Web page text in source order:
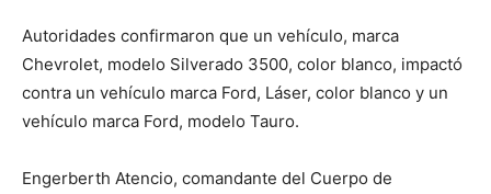
Autoridades confirmaron que un vehículo, marca
Chevrolet, modelo Silverado 3500, color blanco, impactó
contra un vehículo marca Ford, Láser, color blanco y un
vehículo marca Ford, modelo Tauro.
Engerberth Atencio, comandante del Cuerpo de